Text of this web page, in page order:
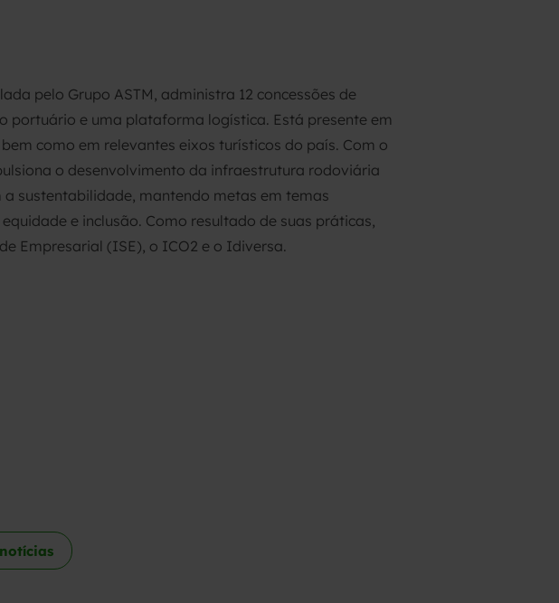
pelo Grupo ASTM, administra 12 concessões de
portuário e uma plataforma logística. Está presente em
como em relevantes eixos turísticos do país. Com o
o desenvolvimento da infraestrutura rodoviária
sustentabilidade, mantendo metas em temas
e inclusão. Como resultado de suas práticas,
Empresarial (ISE), o ICO2 e o Idiversa.